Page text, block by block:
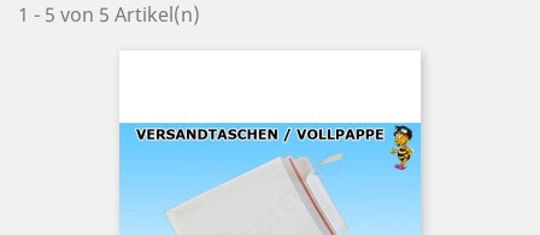
1 - 5 von 5 Artikel(n)